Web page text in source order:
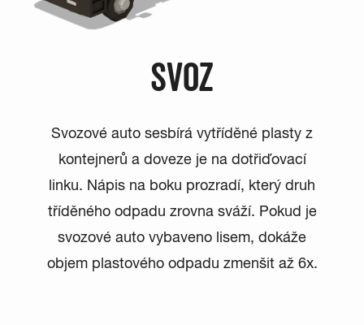
SVOZ
Svozové auto sesbírá vytříděné plasty z
kontejnerů a doveze je na dotřiďovací
linku. Nápis na boku prozradí, který druh
tříděného odpadu zrovna sváží. Pokud je
svozové auto vybaveno lisem, dokáže
objem plastového odpadu zmenšit až 6x.